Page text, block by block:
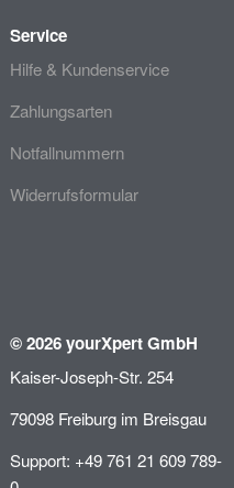
Service
Hilfe & Kundenservice
Zahlungsarten
Notfallnummern
Widerrufsformular
© 2026 yourXpert GmbH
Kaiser-Joseph-Str. 254
79098 Freiburg im Breisgau
Support: +49 761 21 609 789-